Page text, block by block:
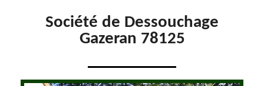
Société de Dessouchage
Gazeran 78125